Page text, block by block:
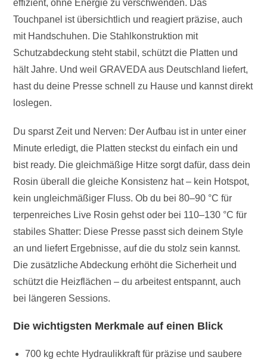
effizient, ohne Energie zu verschwenden. Das
Touchpanel ist übersichtlich und reagiert präzise, auch
mit Handschuhen. Die Stahlkonstruktion mit
Schutzabdeckung steht stabil, schützt die Platten und
hält Jahre. Und weil GRAVEDA aus Deutschland liefert,
hast du deine Presse schnell zu Hause und kannst direkt
loslegen.
Du sparst Zeit und Nerven: Der Aufbau ist in unter einer
Minute erledigt, die Platten steckst du einfach ein und
bist ready. Die gleichmäßige Hitze sorgt dafür, dass dein
Rosin überall die gleiche Konsistenz hat – kein Hotspot,
kein ungleichmäßiger Fluss. Ob du bei 80–90 °C für
terpenreiches Live Rosin gehst oder bei 110–130 °C für
stabiles Shatter: Diese Presse passt sich deinem Style
an und liefert Ergebnisse, auf die du stolz sein kannst.
Die zusätzliche Abdeckung erhöht die Sicherheit und
schützt die Heizflächen – du arbeitest entspannt, auch
bei längeren Sessions.
Die wichtigsten Merkmale auf einen Blick
700 kg echte Hydraulikkraft für präzise und saubere